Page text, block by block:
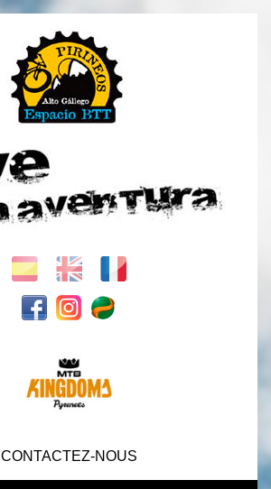
CONTACTEZ-NOUS